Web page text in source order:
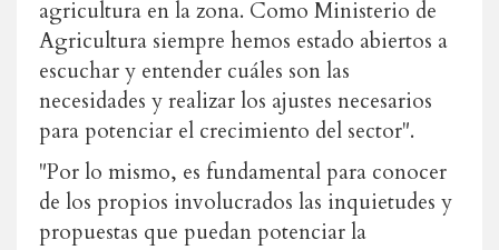
agricultura en la zona. Como Ministerio de
Agricultura siempre hemos estado abiertos a
escuchar y entender cuáles son las
necesidades y realizar los ajustes necesarios
para potenciar el crecimiento del sector".
"Por lo mismo, es fundamental para conocer
de los propios involucrados las inquietudes y
propuestas que puedan potenciar la